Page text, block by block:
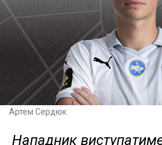
Артем Сердюк
Нападник